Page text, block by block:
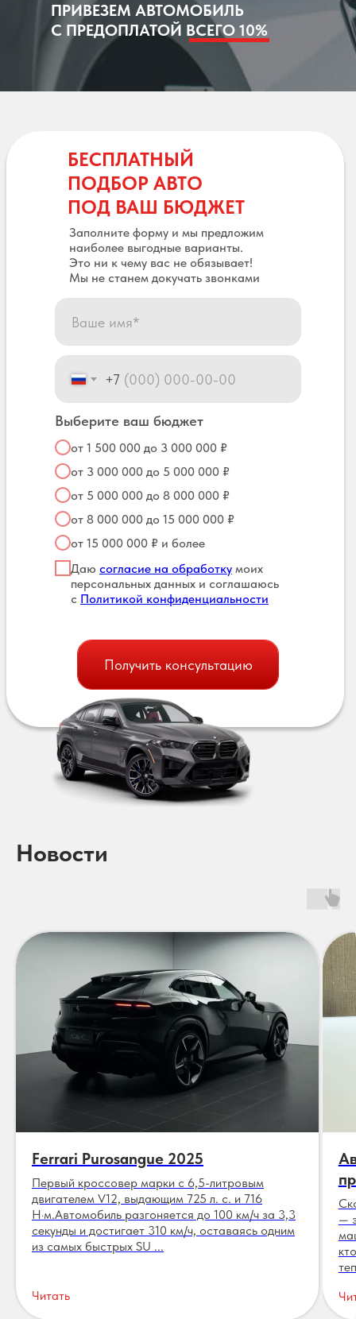
ПРИВЕЗЕМ АВТОМОБИЛЬ
С ПРЕДОПЛАТОЙ ВСЕГО 10%
БЕСПЛАТНЫЙ
ПОДБОР АВТО
ПОД ВАШ БЮДЖЕТ
Заполните форму и мы предложим
наиболее выгодные варианты.
Это ни к чему вас не обязывает!
Мы не станем докучать звонками
+7
Выберите ваш бюджет
от 1 500 000 до 3 000 000 ₽
от 3 000 000 до 5 000 000 ₽
от 5 000 000 до 8 000 000 ₽
от 8 000 000 до 15 000 000 ₽
от 15 000 000 ₽ и более
Даю согласие на обработку моих
персональных данных и соглашаюсь
с Политикой конфиденциальности
Получить консультацию
Новости
Ferrari Purosangue 2025
Первый кроссовер марки с 6,5-литровым
двигателем V12, выдающим 725 л. с. и 716
Н·м.Автомобиль разгоняется до 100 км/ч за 3,3
секунды и достигает 310 км/ч, оставаясь одним
из самых быстрых SU ...
Читать
—